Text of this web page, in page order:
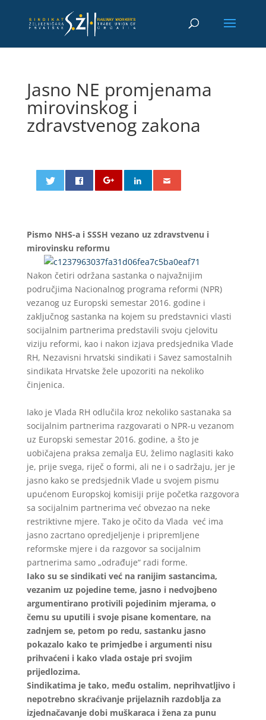
Jasno NE promjenama
mirovinskog i
zdravstvenog zakona
Pismo NHS-a i SSSH vezano uz zdravstvenu i
mirovinsku reformu
Nakon četiri održana sastanka o najvažnijim
područjima Nacionalnog programa reformi (NPR)
vezanog uz Europski semestar 2016. godine i
zaključnog sastanka na kojem su predstavnici vlasti
socijalnim partnerima predstavili svoju cjelovitu
viziju reformi, kao i nakon izjava predsjednika Vlade
RH, Nezavisni hrvatski sindikati i Savez samostalnih
sindikata Hrvatske žele upozoriti na nekoliko
činjenica.
Iako je Vlada RH odlučila kroz nekoliko sastanaka sa
socijalnim partnerima razgovarati o NPR-u vezanom
uz Europski semestar 2016. godine, a što je
uobičajena praksa zemalja EU, želimo naglasiti kako
je, prije svega, riječ o formi, ali ne i o sadržaju, jer je
jasno kako se predsjednik Vlade u svojem pismu
upućenom Europskoj komisiji prije početka razgovora
sa socijalnim partnerima već obvezao na neke
restriktivne mjere. Tako je očito da Vlada već ima
jasno zacrtano opredjeljenje i pripremljene
reformske mjere i da razgovor sa socijalnim
partnerima samo „odrađuje“ radi forme.
Iako su se sindikati već na ranijim sastancima,
vezanim uz pojedine teme, jasno i nedvojbeno
argumentirano protivili pojedinim mjerama, o
čemu su uputili i svoje pisane komentare, na
zadnjem se, petom po redu, sastanku jasno
pokazalo kako te primjedbe i argumenti nisu
prihvaćeni i kako vlada ostaje pri svojim
prijedlozima.
Sindikatima je tako, među ostalim, neprihvatljivo i
nepotrebno skraćivanje prijelaznih razdoblja za
izjednačavanje dobi muškaraca i žena za punu